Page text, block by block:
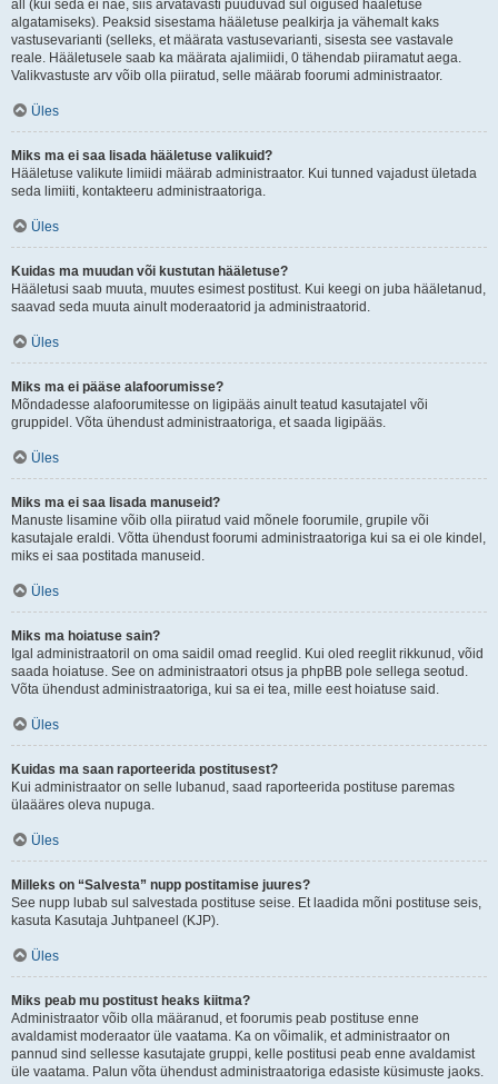
all (kui seda ei näe, siis arvatavasti puuduvad sul õigused hääletuse
algatamiseks). Peaksid sisestama hääletuse pealkirja ja vähemalt kaks
vastusevarianti (selleks, et määrata vastusevarianti, sisesta see vastavale
reale. Hääletusele saab ka määrata ajalimiidi, 0 tähendab piiramatut aega.
Valikvastuste arv võib olla piiratud, selle määrab foorumi administraator.
Üles
Miks ma ei saa lisada hääletuse valikuid?
Hääletuse valikute limiidi määrab administraator. Kui tunned vajadust ületada
seda limiiti, kontakteeru administraatoriga.
Üles
Kuidas ma muudan või kustutan hääletuse?
Hääletusi saab muuta, muutes esimest postitust. Kui keegi on juba hääletanud,
saavad seda muuta ainult moderaatorid ja administraatorid.
Üles
Miks ma ei pääse alafoorumisse?
Mõndadesse alafoorumitesse on ligipääs ainult teatud kasutajatel või
gruppidel. Võta ühendust administraatoriga, et saada ligipääs.
Üles
Miks ma ei saa lisada manuseid?
Manuste lisamine võib olla piiratud vaid mõnele foorumile, grupile või
kasutajale eraldi. Võtta ühendust foorumi administraatoriga kui sa ei ole kindel,
miks ei saa postitada manuseid.
Üles
Miks ma hoiatuse sain?
Igal administraatoril on oma saidil omad reeglid. Kui oled reeglit rikkunud, võid
saada hoiatuse. See on administraatori otsus ja phpBB pole sellega seotud.
Võta ühendust administraatoriga, kui sa ei tea, mille eest hoiatuse said.
Üles
Kuidas ma saan raporteerida postitusest?
Kui administraator on selle lubanud, saad raporteerida postituse paremas
ülaääres oleva nupuga.
Üles
Milleks on “Salvesta” nupp postitamise juures?
See nupp lubab sul salvestada postituse seise. Et laadida mõni postituse seis,
kasuta Kasutaja Juhtpaneel (KJP).
Üles
Miks peab mu postitust heaks kiitma?
Administraator võib olla määranud, et foorumis peab postituse enne
avaldamist moderaator üle vaatama. Ka on võimalik, et administraator on
pannud sind sellesse kasutajate gruppi, kelle postitusi peab enne avaldamist
üle vaatama. Palun võta ühendust administraatoriga edasiste küsimuste jaoks.